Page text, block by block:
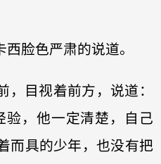
脸色严肃的说道。
，目视着前方，说道：
验，他一定清楚，自己
而具的少年，也没有把